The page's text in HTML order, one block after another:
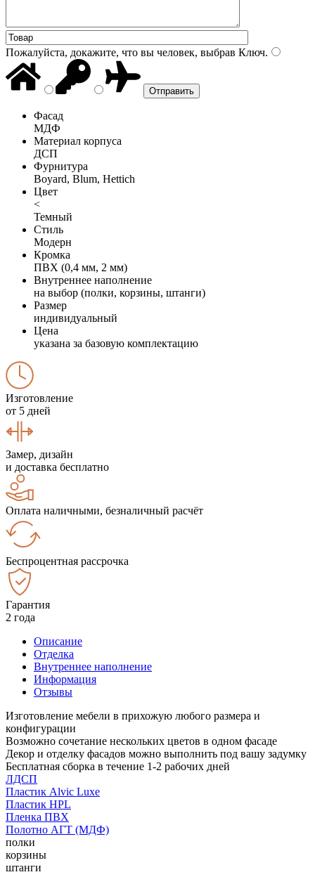
Пожалуйста, докажите, что вы человек, выбрав Ключ.
Фасад
МДФ
Материал корпуса
ДСП
Фурнитура
Boyard, Blum, Hettich
Цвет
<
Темный
Стиль
Модерн
Кромка
ПВХ (0,4 мм, 2 мм)
Внутреннее наполнение
на выбор (полки, корзины, штанги)
Размер
индивидуальный
Цена
указана за базовую комплектацию
Изготовление
от 5 дней
Замер, дизайн
и доставка бесплатно
Оплата наличными, безналичный расчёт
Беспроцентная рассрочка
Гарантия
2 года
Описание
Отделка
Внутреннее наполнение
Информация
Отзывы
Изготовление мебели в прихожую любого размера и
конфигурации
Возможно сочетание нескольких цветов в одном фасаде
Декор и отделку фасадов можно выполнить под вашу задумку
Бесплатная сборка в течение 1-2 рабочих дней
ЛДСП
Пластик Alvic Luxe
Пластик HPL
Пленка ПВХ
Полотно АГТ (МДФ)
полки
корзины
штанги